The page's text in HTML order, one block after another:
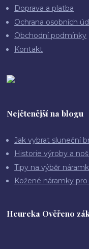
Doprava a platba
Ochrana osobních
Obchodní podmínky
Kontakt
Nejčtenější na blogu
Jak vybrat sluneční
Historie výroby a
Tipy na výběr
Kožené náramky
Heureka Ověřeno